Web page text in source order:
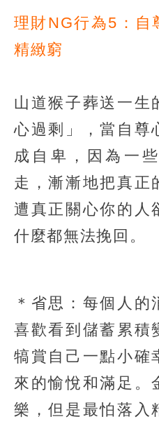
理財NG行為5：自
精緻窮
山道猴子葬送一生
心過剩」，當自尊
成自卑，因為一
走，漸漸地把真正
遭真正關心你的人
什麼都無法挽回。
＊省思：每個人的
喜歡看到儲蓄累積
犒賞自己一點小確
來的愉悅和滿足。
樂，但是最怕落入